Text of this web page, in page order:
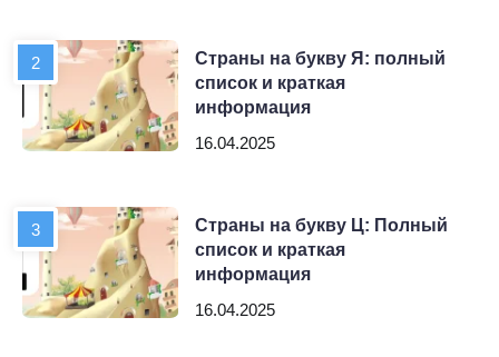
Страны на букву Я: полный
список и краткая
информация
16.04.2025
Страны на букву Ц: Полный
список и краткая
информация
16.04.2025